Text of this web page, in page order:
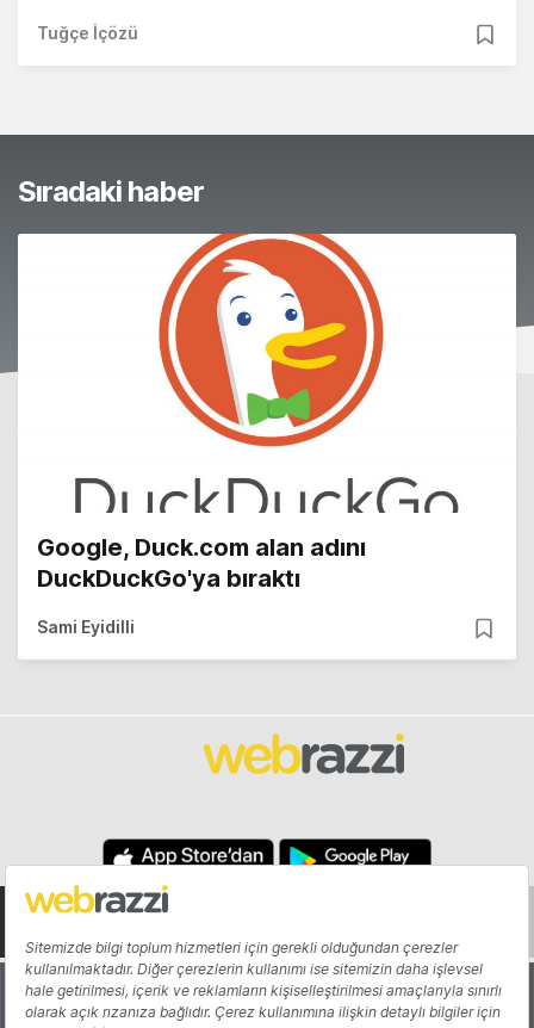
Tuğçe İçözü
Sıradaki haber
Google, Duck.com alan adını
DuckDuckGo'ya bıraktı
Sami Eyidilli
Hakkında Yazarlar